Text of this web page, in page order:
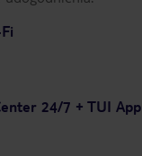
24/7 + TUI App